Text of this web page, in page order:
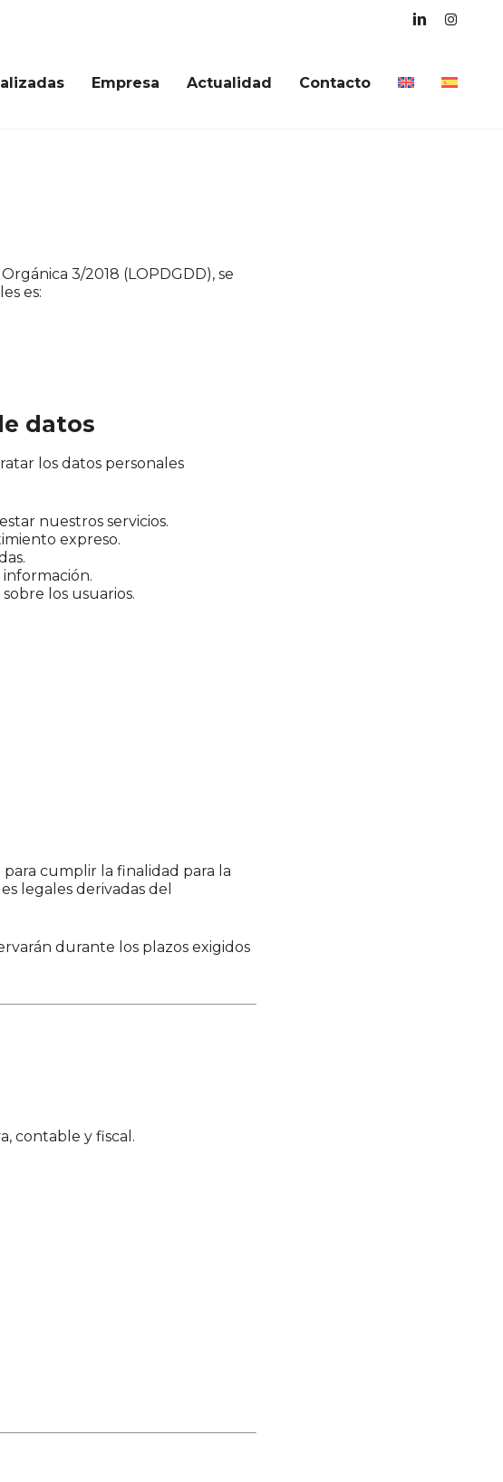
linkedin
Empresa Actualidad Contacto
3/2018 (LOPDGDD), se
es:
datos
los datos personales
nuestros servicios.
expreso.
los usuarios.
cumplir la finalidad para la
legales derivadas del
durante los plazos exigidos
contable y fiscal.